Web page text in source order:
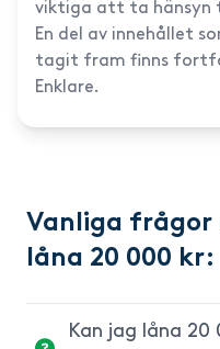
viktiga att ta hänsyn
En del av innehållet
tagit fram finns
Enklare.
Vanliga frågor
låna 20 000 kr:
Kan jag låna